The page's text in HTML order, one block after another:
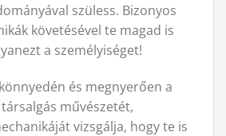
szüless. Bizonyos
követésével te magad is
a személyiséget!
és megnyerően a
művészetét,
vizsgálja, hogy te is